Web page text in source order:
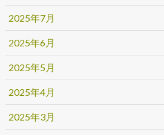
2025年7月
2025年6月
2025年5月
2025年4月
2025年3月